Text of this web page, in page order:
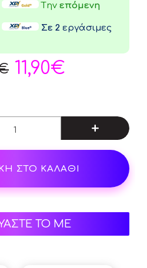
Tην επόμενη
Σε 2 εργάσιμες
11,90€
+
ΣΤΟ ΚΑΛΑΘΙ
ΤΟ ΜΕ